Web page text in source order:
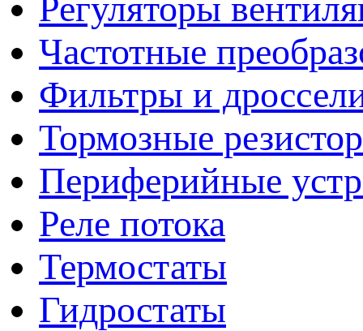
Регуляторы
Частотные
Фильтры и
Тормозные
Периферийные
Реле потока
Термостаты
Гидростаты